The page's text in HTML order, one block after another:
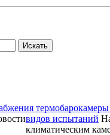
видов испытаний
климатическим